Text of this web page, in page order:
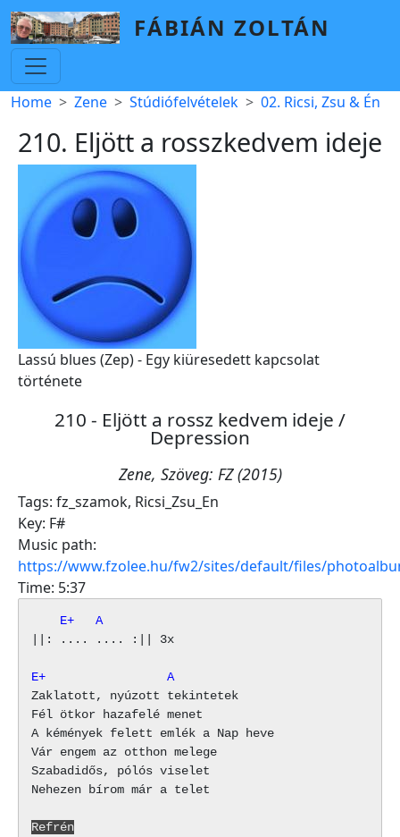
Skip to main content
FÁBIÁN ZOLTÁN
Breadcrumb
Home Zene Stúdiófelvételek 02. Ricsi, Zsu & Én
210. Eljött a rosszkedvem ideje
Lassú blues (Zep) - Egy kiüresedett kapcsolat
története
210 - Eljött a rossz kedvem ideje /
Depression
Zene, Szöveg: FZ (2015)
Tags: fz_szamok, Ricsi_Zsu_En
Key: F#
Music path:
https://www.fzolee.hu/fw2/sites/default/files/
Time: 5:37
    E+   A
||: .... .... :|| 3x
E+                 A
Zaklatott, nyúzott tekintetek
Fél ötkor hazafelé menet
A kémények felett emlék a Nap heve
Vár engem az otthon melege
Szabadidős, pólós viselet
Nehezen bírom már a telet
Refrén